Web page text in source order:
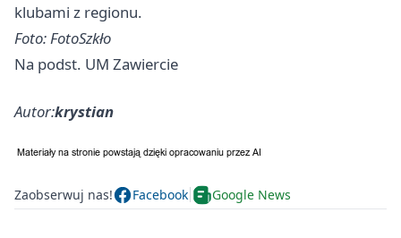
klubami z regionu.
Foto: FotoSzkło
Na podst. UM Zawiercie
Autor:krystian
Zaobserwuj nas! Facebook Google News